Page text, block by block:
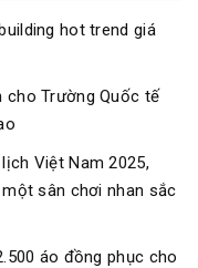
hot trend giá
cho Trường Quốc tế
Việt Nam 2025,
sân chơi nhan sắc
áo đồng phục cho